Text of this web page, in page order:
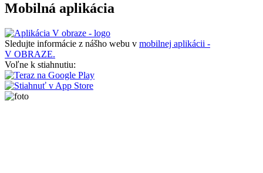
Mobilná aplikácia
Sledujte informácie z nášho webu v mobilnej aplikácii -
V OBRAZE.
Voľne k stiahnutiu: